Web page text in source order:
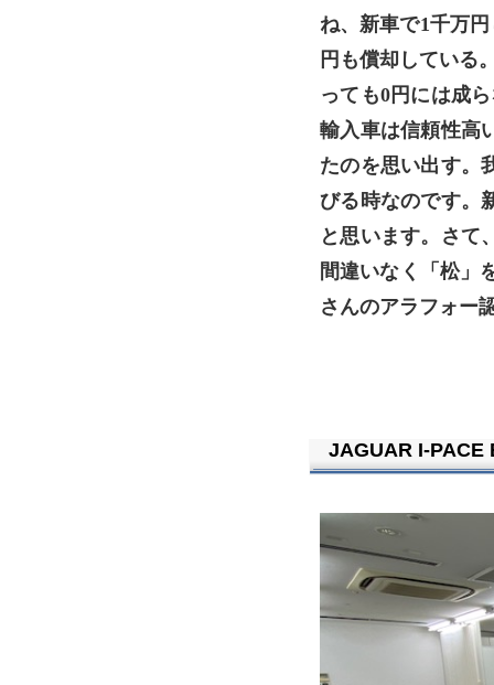
ね、新車で1千万
円も償却している
っても0円には成
輸入車は信頼性高
たのを思い出す。
びる時なのです。
と思います。さて
間違いなく「松」
さんのアラフォー
JAGUAR I-PACE